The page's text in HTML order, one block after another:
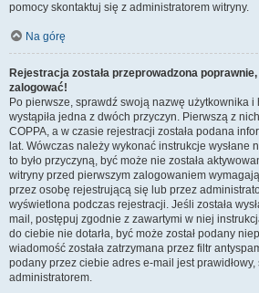
pomocy skontaktuj się z administratorem witryny.
Na górę
Rejestracja została przeprowadzona
zalogować!
Po pierwsze, sprawdź swoją nazwę użytkownika i
wystąpiła jedna z dwóch przyczyn. Pierwszą z
COPPA, a w czasie rejestracji została podana
lat. Wówczas należy wykonać instrukcje wysłane
to było przyczyną, być może nie została
witryny przed pierwszym zalogowaniem
przez osobę rejestrującą się lub przez
wyświetlona podczas rejestracji. Jeśli została
mail, postępuj zgodnie z zawartymi w niej
do ciebie nie dotarła, być może został podany
wiadomość została zatrzymana przez filtr
podany przez ciebie adres e-mail jest
administratorem.